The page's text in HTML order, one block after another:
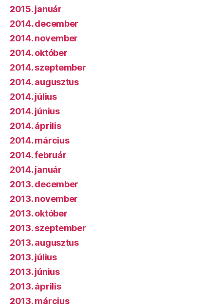
2015. január
2014. december
2014. november
2014. október
2014. szeptember
2014. augusztus
2014. július
2014. június
2014. április
2014. március
2014. február
2014. január
2013. december
2013. november
2013. október
2013. szeptember
2013. augusztus
2013. július
2013. június
2013. április
2013. március